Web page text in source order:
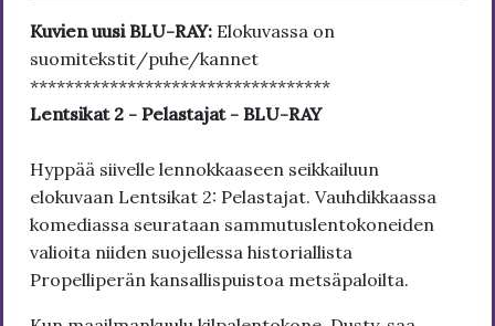
Kuvien uusi BLU-RAY: Elokuvassa on
suomitekstit/puhe/kannet
**********************************
Lentsikat 2 - Pelastajat - BLU-RAY
Hyppää siivelle lennokkaaseen seikkailuun
elokuvaan Lentsikat 2: Pelastajat. Vauhdikkaassa
komediassa seurataan sammutuslentokoneiden
valioita niiden suojellessa historiallista
Propelliperän kansallispuistoa metsäpaloilta.